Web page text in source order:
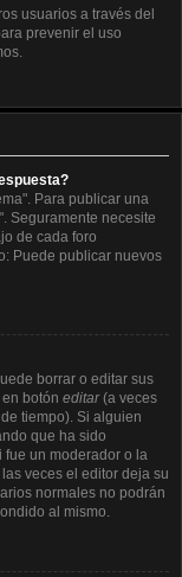
usuarios a través del
prevenir el uso
Para publicar una
Seguramente necesite
de cada foro
Puede publicar nuevos
borrar o editar sus
botón editar(a veces
tiempo). Si alguien
que ha sido
fue un moderador o la
veces el editor deja su
normales no podrán
al mismo.